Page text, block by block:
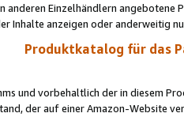
anderen Einzelhändlern
Inhalte anzeigen oder anderweitig
Produktkatalog für das
und vorbehaltlich der in diesem
der auf einer Amazon-Website